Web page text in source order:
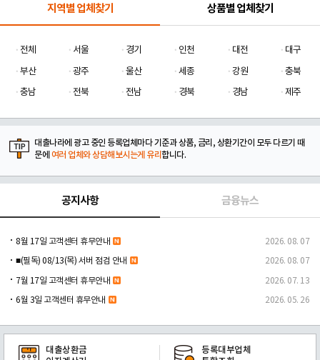
지역별 업체찾기 상품별 업체찾기
전체 서울 경기 인천 대전
대구
부산
광주 울산 세종 강원
충북
충남
전북 전남 경북 경남 제주
대출나라에 광고 중인 등록업체마다 기준과 상품, 금리, 상환기간이 모두 다르기 때
문에 여러 업체와 상담해보시는게 유리합니다.
공지사항 금융뉴스
8월 17일 고객센터 휴무안내 2026. 08. 07
■(필독) 08/13(목) 서버 점검 안내 2026. 08. 07
7월 17일 고객센터 휴무안내 2026. 07. 13
6월 3일 고객센터 휴무안내 2026. 05. 26
대출상환금
등록대부업체